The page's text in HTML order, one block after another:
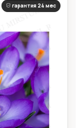
гарантия 24 мес